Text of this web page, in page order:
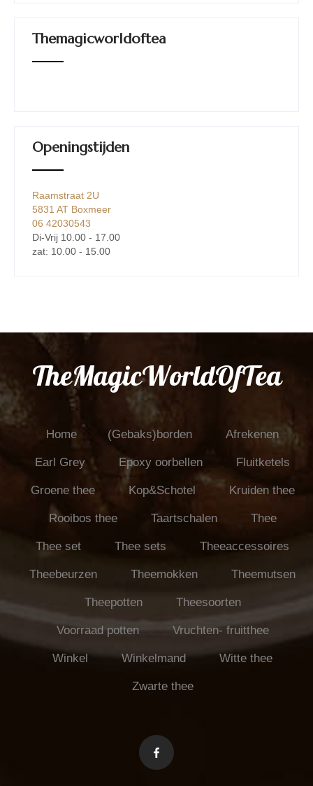
Themagicworldoftea
Openingstijden
Raamstraat 2U
5831 AT Boxmeer
06 42030543
Di-Vrij 10.00 - 17.00
zat: 10.00 - 15.00
TheMagicWorldOfTea
Home (Gebaks)borden Afrekenen
Earl Grey Epoxy oorbellen Fluitketels
Groene thee Kop&Schotel Kruiden thee
Rooibos thee Taartschalen Thee
Thee set Thee sets Theeaccessoires
Theebeurzen Theemokken Theemutsen
Theepotten Theesoorten
Voorraad potten Vruchten- fruitthee
Winkel Winkelmand Witte thee
Zwarte thee